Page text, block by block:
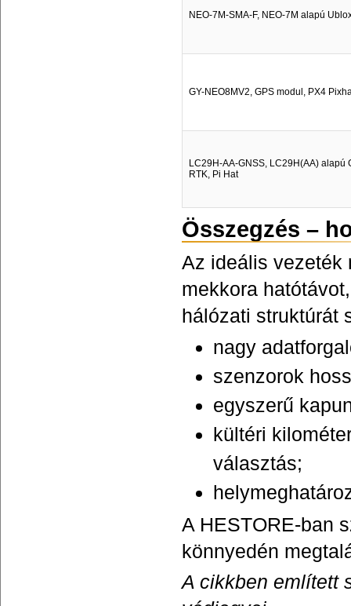
NEO-7M-SMA-F, NEO-7M alapú
GY-NEO8MV2, GPS modul, PX4
LC29H-AA-GNSS, LC29H(AA) alapú
RTK, Pi Hat
Összegzés –
Az ideális vezeték
mekkora
hálózati struktúrát
nagy
szenzorok
egyszerű
kültéri
választás;
A HESTORE-ban
könnyedén
A cikkben említett